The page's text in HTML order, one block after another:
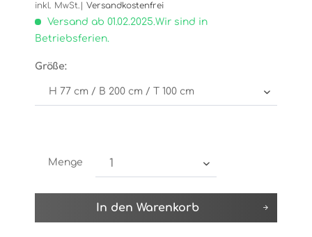
inkl. MwSt.| Versandkostenfrei
Versand ab 01.02.2025.Wir sind in
Betriebsferien.
Größe:
Menge
In den Warenkorb